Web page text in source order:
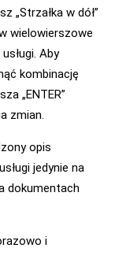
„Strzałka w dół”
wielowierszowe
Aby
kombinację
„ENTER”
zmian.
opis
jedynie na
dokumentach
i